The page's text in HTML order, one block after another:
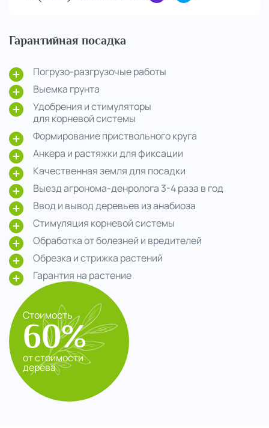
Гарантийная посадка
Погрузо-разгрузочые работы
Выемка грунта
Удобрения и стимуляторы
для корневой системы
Формирование приствольного круга
Анкера и растяжки для фиксации
Качественная земля для посадки
Выезд агронома-денролога 3-4 раза в год
Ввод и вывод деревьев из анабиоза
Стимуляция корневой системы
Обработка от болезней и вредителей
Обрезка и стрижка растений
Гарантия на растение
Стоимость
60%
от стоимости
дерева